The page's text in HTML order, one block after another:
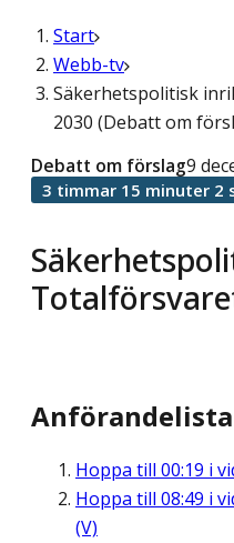
Start
Webb-tv
Säkerhetspolitisk
2030 (Debatt om
Debatt om förslag9
3 timmar 15 minuter 2
Anförandelista
Hoppa till 00:19 i
Hoppa till 08:49 i
(V)